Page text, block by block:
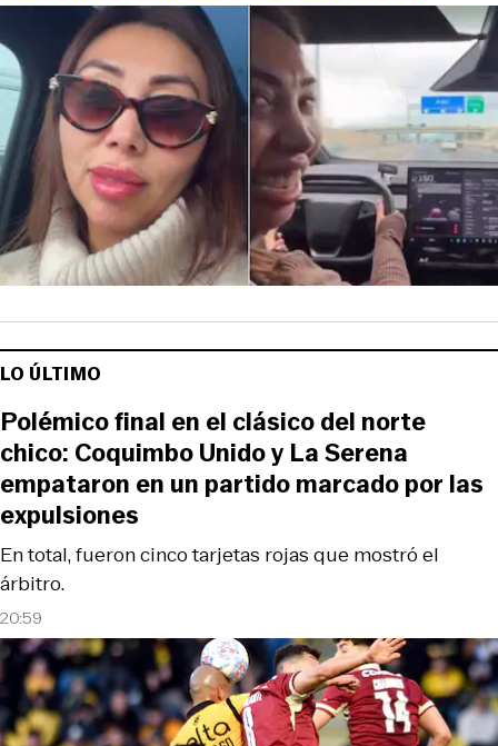
LO ÚLTIMO
20:59
En total, fueron cinco tarjetas rojas que mostró el
árbitro.
Polémico final en el clásico del norte
chico: Coquimbo Unido y La Serena
empataron en un partido marcado por las
expulsiones